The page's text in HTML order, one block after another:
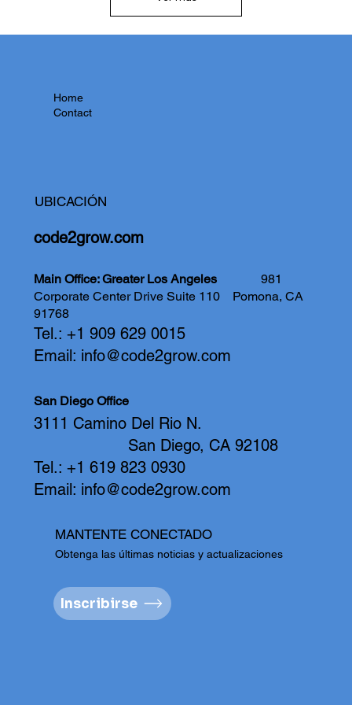
Home
Contact
UBICACIÓN
code2grow.com
Main Office: Greater Los Angeles 981
Corporate Center Drive Suite 110 Pomona, CA
91768
Tel.: +1 909 629 0015
Email: info@code2grow.com
San Diego Office
3111 Camino Del Rio N.
San Diego, CA 92108
Tel.: +1 619 823 0930
Email: info@code2grow.com
MANTENTE CONECTADO
Obtenga las últimas noticias y actualizaciones
Inscribirse